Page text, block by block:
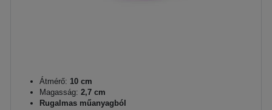
Átmérő: 10 cm
Magasság: 2,7 cm
Rugalmas műanyagból